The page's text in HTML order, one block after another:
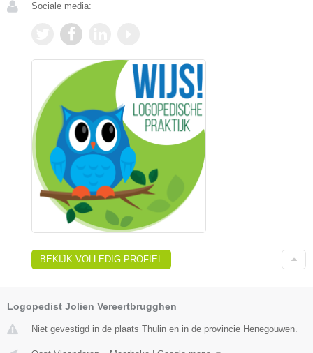
Sociale media:
BEKIJK VOLLEDIG PROFIEL
Logopedist Jolien Vereertbrugghen
Niet gevestigd in de plaats Thulin en in de provincie Henegouwen.